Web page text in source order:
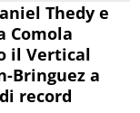
Thedy e
Comola
il Vertical
Bringuez a
record